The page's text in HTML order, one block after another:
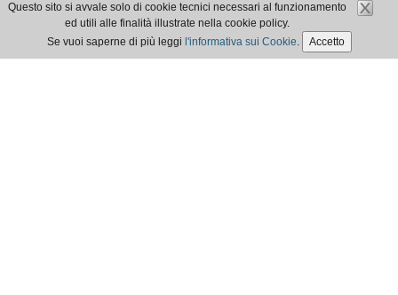
Questo sito si avvale solo di cookie tecnici necessari al funzionamento
ed utili alle finalità illustrate nella cookie policy.
Se vuoi saperne di più leggi l'informativa sui Cookie. Accetto